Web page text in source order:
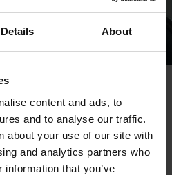
Details About
content and ads, to
and to analyse our traffic.
about your use of our site with
and analytics partners who
that you’ve
kurs og